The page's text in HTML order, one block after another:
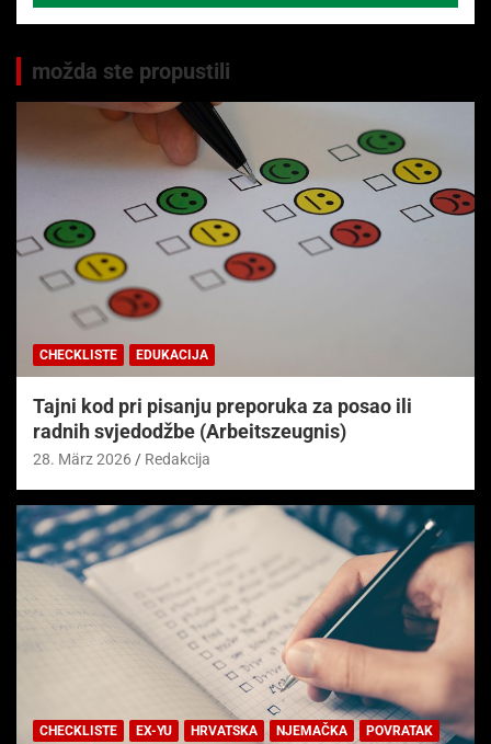
možda ste propustili
CHECKLISTE EDUKACIJA
Tajni kod pri pisanju preporuka za posao ili
radnih svjedodžbe (Arbeitszeugnis)
28. März 2026 Redakcija
CHECKLISTE EX-YU HRVATSKA NJEMAČKA
POVRATAK